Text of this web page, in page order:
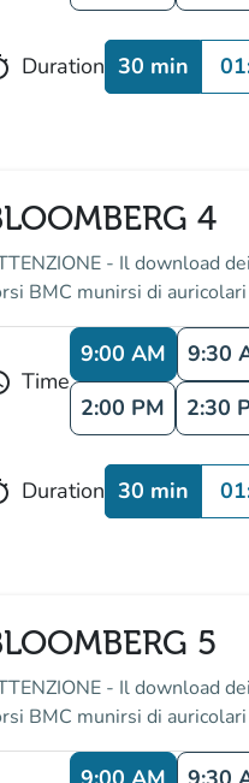
Duration 30 min
4
- Il download
BMC munirsi di auricolari
Time
9:00 AM 9:30
2:00 PM
2:30
Duration 30 min
5
- Il download
BMC munirsi di auricolari